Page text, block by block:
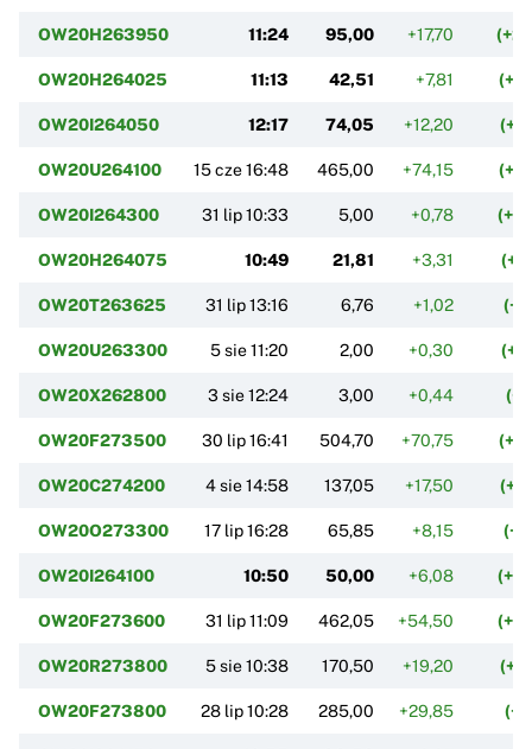
OW20H263950 11:24 95,00 +17,70
OW20H264025 11:13 42,51 +7,81
OW20I264050 12:17 74,05 +12,20
OW20U264100 15 cze 16:48 465,00 +74,15
OW20I264300 31 lip 10:33 5,00 +0,78
OW20H264075 10:49 21,81 +3,31
OW20T263625 31 lip 13:16 6,76 +1,02
OW20U263300 5 sie 11:20 2,00 +0,30
OW20X262800 3 sie 12:24 3,00 +0,44
OW20F273500 30 lip 16:41 504,70 +70,75
OW20C274200 4 sie 14:58 137,05 +17,50
OW20O273300 17 lip 16:28 65,85 +8,15
OW20I264100 10:50 50,00 +6,08
OW20F273600 31 lip 11:09 462,05 +54,50
OW20R273800 5 sie 10:38 170,50 +19,20
OW20F273800 28 lip 10:28 285,00 +29,85